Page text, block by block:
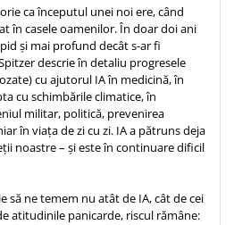
ca începutul unei noi ere, când
în casele oamenilor. În doar doi ani
și mai profund decât s-ar fi
descrie în detaliu progresele
cu ajutorul IA în medicină, în
cu schimbările climatice, în
militar, politică, prevenirea
în viața de zi cu zi. IA a pătruns deja
noastre – și este în continuare dificil
să ne temem nu atât de IA, cât de cei
atitudinile panicarde, riscul rămâne: